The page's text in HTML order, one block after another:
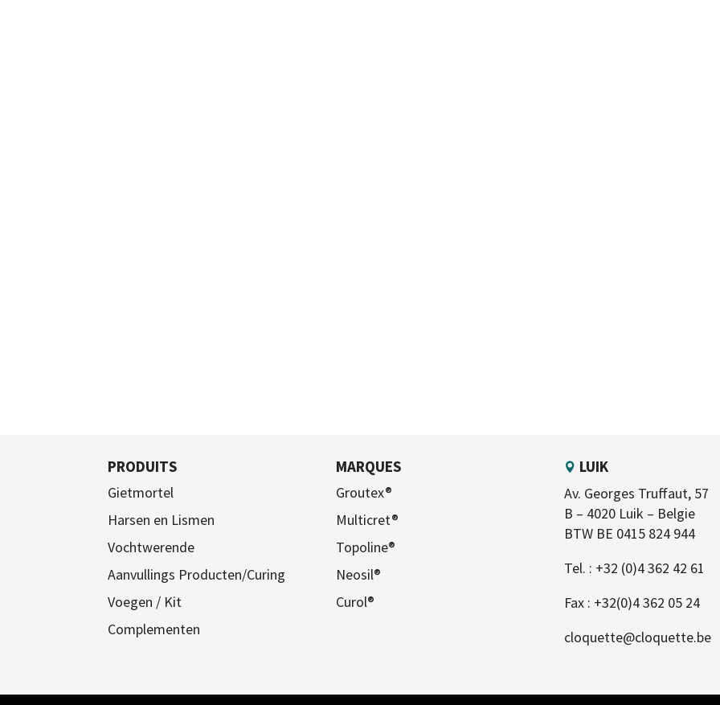
PRODUITS
Gietmortel
Harsen en Lismen
Vochtwerende
Aanvullings Producten/Curing
Voegen / Kit
Complementen
MARQUES
Groutex®
Multicret®
Topoline®
Neosil®
Curol®
LUIK
Av. Georges Truffaut, 57
B – 4020 Luik – Belgie
BTW BE 0415 824 944
Tel. : +32 (0)4 362 42 61
Fax : +32(0)4 362 05 24
cloquette@cloquette.be